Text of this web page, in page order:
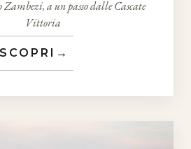
a un passo dalle Cascate
Vittoria
SCOPRI →